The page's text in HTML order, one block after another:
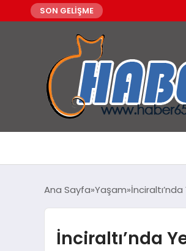
SON GELİŞME
Ana Sayfa Yaşam
İnciraltı’nda